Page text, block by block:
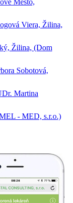
Viera, Žilina,
Žilina, (Dom
Sobotová,
Martina
- MED, s.r.o.)